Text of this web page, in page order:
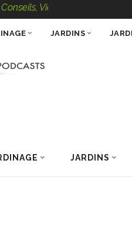
Podcasts – 100 % Nature
JARDINS
JARDINS